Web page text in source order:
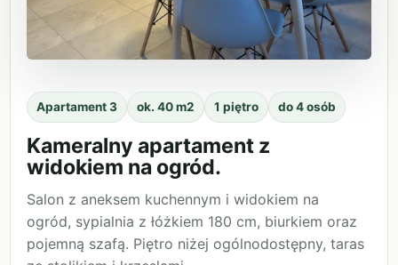
Apartament 3 ok. 40 m2 1 piętro do 4 osób
Kameralny apartament z
widokiem na ogród.
Salon z aneksem kuchennym i widokiem na
ogród, sypialnia z łóżkiem 180 cm, biurkiem oraz
pojemną szafą. Piętro niżej ogólnodostępny, taras